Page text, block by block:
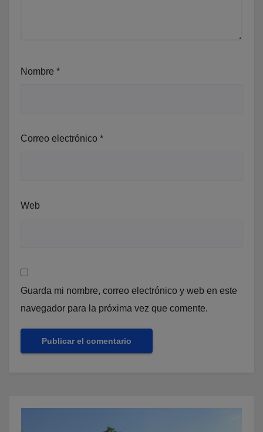
Nombre *
Correo electrónico *
Web
Guarda mi nombre, correo electrónico y web en este
navegador para la próxima vez que comente.